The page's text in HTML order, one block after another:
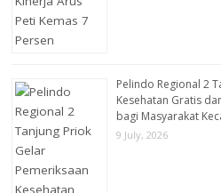
Pelindo Regional 2
Kesehatan Gratis
bagi Masyarakat
9 July, 2026